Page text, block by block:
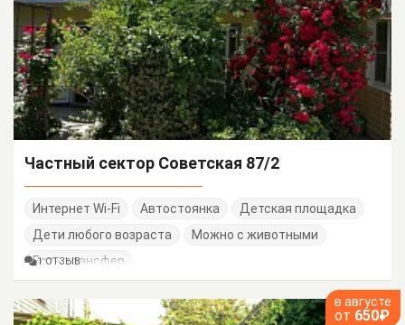
Частный сектор Советская 87/2
Интернет Wi-Fi Автостоянка
Детская площадка
Дети любого возраста
Можно с животными
Есть трансфер
1 ОТЗЫВ
в августе
от 650₽